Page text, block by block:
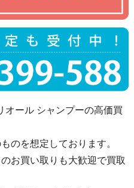
オール シャンプーの高価買
のを想定しております。
お買い取りも大歓迎で買取